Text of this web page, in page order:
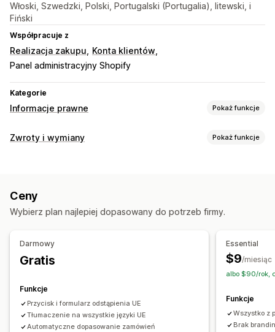
Włoski, Szwedzki, Polski, Portugalski (Portugalia), litewski, i
Fiński
Współpracuje z
Realizacja zakupu
Konta klientów
Panel administracyjny Shopify
Kategorie
Informacje prawne Pokaż funkcje
Zgodność
Dostosowanie
Wyskakujące okienka
Kolor i czcionka
Pozycja widżetu
Niestandardowy tekst
Zwroty i wymiany Pokaż funkcje
Ręczne zwroty kosztów
Ceny
Wybierz plan najlepiej dopasowany do potrzeb firmy.
Darmowy
Gratis
Funkcje
Przycisk i formularz odstąpienia UE
Tłumaczenie na wszystkie języki UE
Automatyczne dopasowanie zamówień
Essential
$9/miesiąc
albo $90/rok,
Funkcje
Wszystko z
Brak